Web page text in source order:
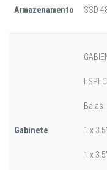
Armazenamento SSD
Gabinete
Baias:
1 x
1 x